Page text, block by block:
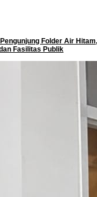
Folder Air
Fasilitas Publik